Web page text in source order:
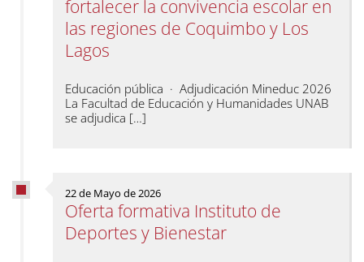
fortalecer la convivencia escolar en
las regiones de Coquimbo y Los
Lagos
Educación pública · Adjudicación Mineduc 2026
La Facultad de Educación y Humanidades UNAB
se adjudica […]
22 de Mayo de 2026
Oferta formativa Instituto de
Deportes y Bienestar